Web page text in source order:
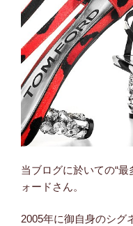
当ブログに於いての“
ォードさん。
2005年に御自身のシグ